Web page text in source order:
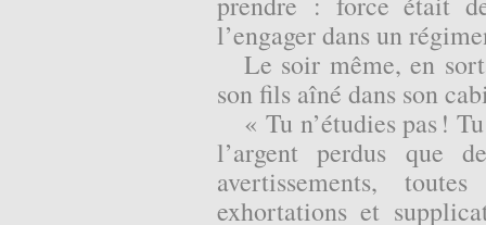
l’engager dans un
Le soir même, en
son fils aîné dans son
« Tu n’étudies pas !
l’argent perdus que
avertissements,
exhortations et